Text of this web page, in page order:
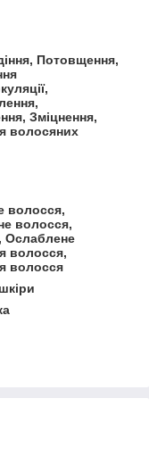
Потовщення,
Зміцнення,
волосяних
волосся,
волосся,
Ослаблене
волосся,
волосся